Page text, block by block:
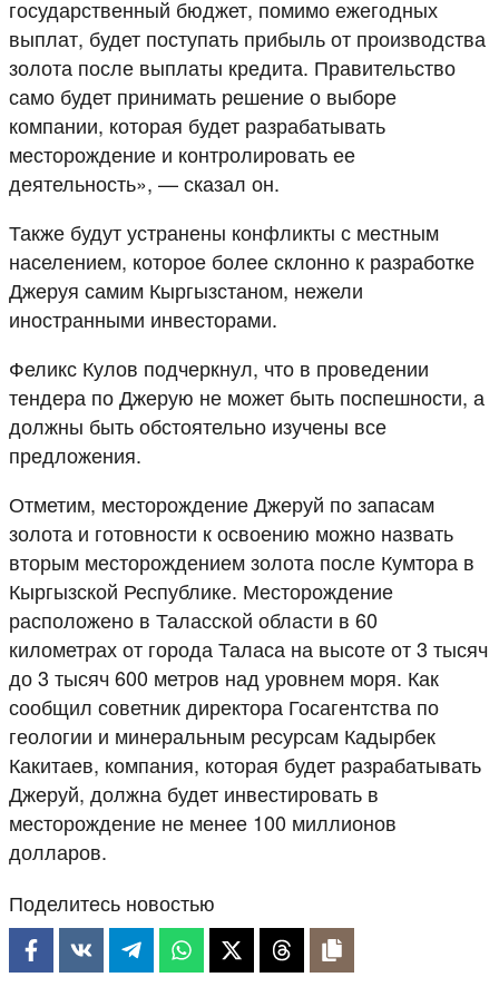
государственный бюджет, помимо ежегодных
выплат, будет поступать прибыль от производства
золота после выплаты кредита. Правительство
само будет принимать решение о выборе
компании, которая будет разрабатывать
месторождение и контролировать ее
деятельность», — сказал он.
Также будут устранены конфликты с местным
населением, которое более склонно к разработке
Джеруя самим Кыргызстаном, нежели
иностранными инвесторами.
Феликс Кулов подчеркнул, что в проведении
тендера по Джерую не может быть поспешности, а
должны быть обстоятельно изучены все
предложения.
Отметим, месторождение Джеруй по запасам
золота и готовности к освоению можно назвать
вторым месторождением золота после Кумтора в
Кыргызской Республике. Месторождение
расположено в Таласской области в 60
километрах от города Таласа на высоте от 3 тысяч
до 3 тысяч 600 метров над уровнем моря. Как
сообщил советник директора Госагентства по
геологии и минеральным ресурсам Кадырбек
Какитаев, компания, которая будет разрабатывать
Джеруй, должна будет инвестировать в
месторождение не менее 100 миллионов
долларов.
Поделитесь новостью